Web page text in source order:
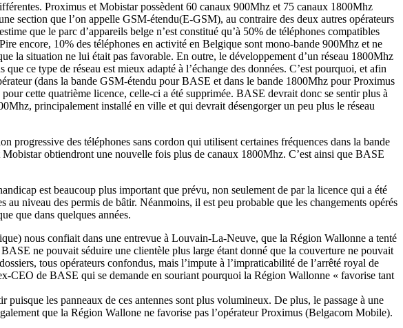
Proximus et Mobistar possèdent 60 canaux 900Mhz et 75 canaux 1800Mhz
section que l’on appelle GSM-étendu(E-GSM), au contraire des deux autres opérateurs
que le parc d’appareils belge n’est constitué qu’à 50% de téléphones compatibles
encore, 10% des téléphones en activité en Belgique sont mono-bande 900Mhz et ne
la situation ne lui était pas favorable. En outre, le développement d’un réseau 1800Mhz
ce type de réseau est mieux adapté à l’échange des données. C’est pourquoi, et afin
(dans la bande GSM-étendu pour BASE et dans le bande 1800Mhz pour Proximus
cette quatrième licence, celle-ci a été supprimée. BASE devrait donc se sentir plus à
principalement installé en ville et qui devrait désengorger un peu plus le réseau
des téléphones sans cordon qui utilisent certaines fréquences dans la bande
obtiendront une nouvelle fois plus de canaux 1800Mhz. C’est ainsi que BASE
est beaucoup plus important que prévu, non seulement de par la licence qui a été
niveau des permis de bâtir. Néanmoins, il est peu probable que les changements opérés
que dans quelques années.
nous confiait dans une entrevue à Louvain-La-Neuve, que la Région Wallonne a tenté
ne pouvait séduire une clientèle plus large étant donné que la couverture ne pouvait
tous opérateurs confondus, mais l’impute à l’impraticabilité de l’arrêté royal de
de BASE qui se demande en souriant pourquoi la Région Wallonne « favorise tant
les panneaux de ces antennes sont plus volumineux. De plus, le passage à une
que la Région Wallone ne favorise pas l’opérateur Proximus (Belgacom Mobile).